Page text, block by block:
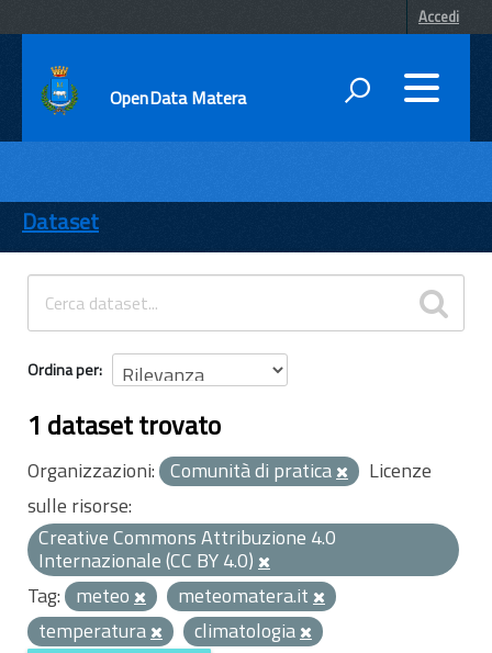
Accedi
OpenData Matera
ENTI
TEMI
INFORMAZIONI
Dataset
Ordina per
1 dataset trovato
Organizzazioni: Comunità di pratica
Licenze
sulle risorse:
Creative Commons Attribuzione 4.0
Internazionale (CC BY 4.0)
Tag: meteo
meteomatera.it
temperatura
climatologia